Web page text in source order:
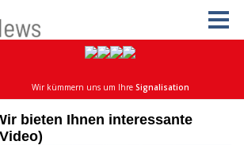
bieten Ihnen interessante